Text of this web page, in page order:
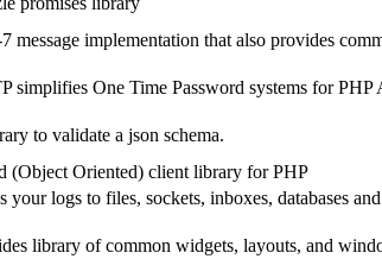
message implementation that also provides
simplifies One Time Password systems for PHP
to validate a json schema.
(Object Oriented) client library for PHP
your logs to files, sockets, inboxes, databases
library of common widgets, layouts, and